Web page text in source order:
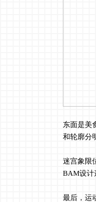
东面是美
和轮廓分
迷宫象限
BAM设计
最后，运